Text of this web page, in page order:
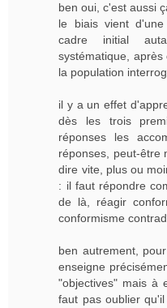
ben oui, c'est aussi
le biais vient
cadre initial
systématique,
la population
il y a un effet
dès les trois
réponses les
réponses, peut-être
dire vite, plus ou
: il faut répondre
de là, réagir
conformisme
ben autrement,
enseigne
"objectives" mais à
faut pas oublier